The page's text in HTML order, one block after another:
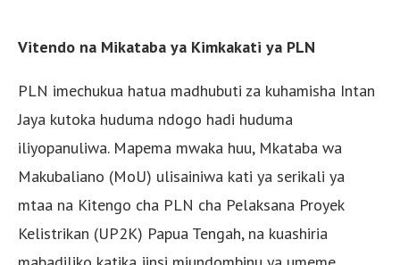
Vitendo na Mikataba ya Kimkakati ya PLN
PLN imechukua hatua madhubuti za kuhamisha Intan
Jaya kutoka huduma ndogo hadi huduma
iliyopanuliwa. Mapema mwaka huu, Mkataba wa
Makubaliano (MoU) ulisainiwa kati ya serikali ya
mtaa na Kitengo cha PLN cha Pelaksana Proyek
Kelistrikan (UP2K) Papua Tengah, na kuashiria